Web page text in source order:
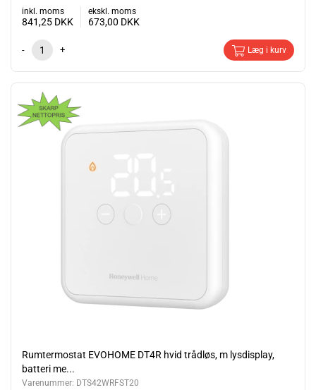
inkl. moms
841,25 DKK
ekskl. moms
673,00 DKK
- + Læg i kurv
Rumtermostat EVOHOME DT4R hvid trådløs, m lysdisplay,
batteri me...
Varenummer: DTS42WRFST20